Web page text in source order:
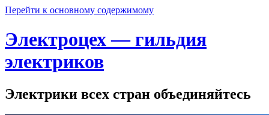
Перейти к основному содержимому
Электроцех — гильдия
электриков
Электрики всех стран объединяйтесь